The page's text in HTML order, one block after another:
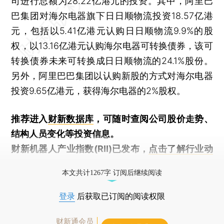
巴集团对海尔电器旗下日日顺物流投资18.57亿港
元，包括以5.41亿港元认购日日顺物流9.9%的股
权，以13.16亿港元认购海尔电器可转换债券，该可
转换债券未来可转换成日日顺物流的24.1%股份。
另外，阿里巴巴集团以认购新股的方式对海尔电器
投资9.65亿港元，获得海尔电器的2%股权。
推荐进入财新数据库 ，可随时查阅公司股价走势、
结构人员变化等投资信息。
财新机器人产业指数(RII)已发布， 点击了解行业动
本文共计1267字 订阅后继续阅读
登录 后获取已订阅的阅读权限
财新通会员